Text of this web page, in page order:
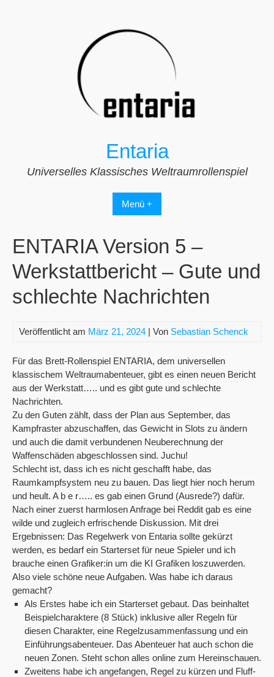
Entaria
Universelles Klassisches Weltraumrollenspiel
Menü +
ENTARIA Version 5 –
Werkstattbericht – Gute und
schlechte Nachrichten
Veröffentlicht am März 21, 2024 | Von Sebastian Schenck
Für das Brett-Rollenspiel ENTARIA, dem universellen
klassischem Weltraumabenteuer, gibt es einen neuen Bericht
aus der Werkstatt….. und es gibt gute und schlechte
Nachrichten.
Zu den Guten zählt, dass der Plan aus September, das
Kampfraster abzuschaffen, das Gewicht in Slots zu ändern
und auch die damit verbundenen Neuberechnung der
Waffenschäden abgeschlossen sind. Juchu!
Schlecht ist, dass ich es nicht geschafft habe, das
Raumkampfsystem neu zu bauen. Das liegt hier noch herum
und heult. A b e r….. es gab einen Grund (Ausrede?) dafür.
Nach einer zuerst harmlosen Anfrage bei Reddit gab es eine
wilde und zugleich erfrischende Diskussion. Mit drei
Ergebnissen: Das Regelwerk von Entaria sollte gekürzt
werden, es bedarf ein Starterset für neue Spieler und ich
brauche einen Grafiker:in um die KI Grafiken loszuwerden.
Also viele schöne neue Aufgaben. Was habe ich daraus
gemacht?
Als Erstes habe ich ein Starterset gebaut. Das beinhaltet
Beispielcharaktere (8 Stück) inklusive aller Regeln für
diesen Charakter, eine Regelzusammenfassung und ein
Einführungsabenteuer. Das Abenteuer hat auch schon die
neuen Zonen. Steht schon alles online zum Hereinschauen.
Zweitens habe ich angefangen, Regel zu kürzen und Fluff-